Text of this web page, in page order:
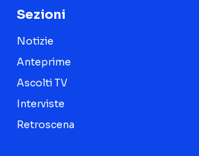
Sezioni
Notizie
Anteprime
Ascolti TV
Interviste
Retroscena